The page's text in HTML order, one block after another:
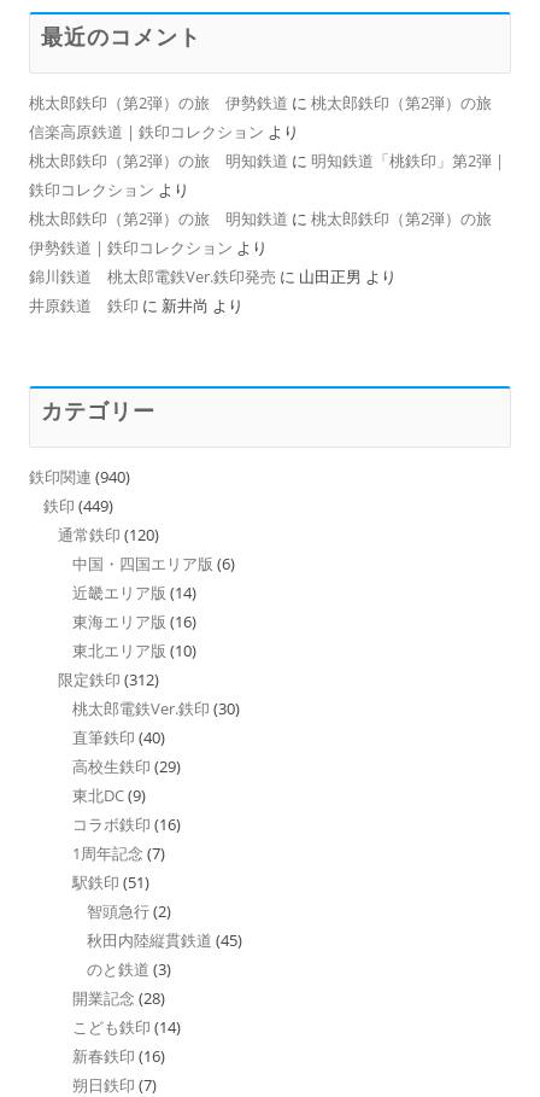
最近のコメント
桃太郎鉄印（第2弾）の旅 伊勢鉄道 に 桃太郎鉄印（第2弾）の旅
信楽高原鉄道 | 鉄印コレクション より
桃太郎鉄印（第2弾）の旅 明知鉄道 に 明知鉄道「桃鉄印」第2弾 |
鉄印コレクション より
桃太郎鉄印（第2弾）の旅 明知鉄道 に 桃太郎鉄印（第2弾）の旅
伊勢鉄道 | 鉄印コレクション より
錦川鉄道 桃太郎電鉄Ver.鉄印発売 に 山田正男 より
井原鉄道 鉄印 に 新井尚 より
カテゴリー
鉄印関連 (940)
鉄印 (449)
通常鉄印 (120)
中国・四国エリア版 (6)
近畿エリア版 (14)
東海エリア版 (16)
東北エリア版 (10)
限定鉄印 (312)
桃太郎電鉄Ver.鉄印 (30)
直筆鉄印 (40)
高校生鉄印 (29)
東北DC(9)
コラボ鉄印 (16)
1周年記念 (7)
駅鉄印 (51)
智頭急行(2)
秋田内陸縦貫鉄道 (45)
のと鉄道 (3)
開業記念 (28)
こども鉄印 (14)
新春鉄印 (16)
朔日鉄印 (7)